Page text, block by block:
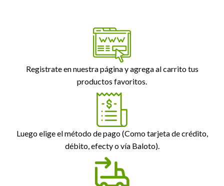
Registrate en nuestra página y agrega al carrito tus
productos favoritos.
Luego elige el método de pago (Como tarjeta de crédito,
débito, efecty o vía Baloto).